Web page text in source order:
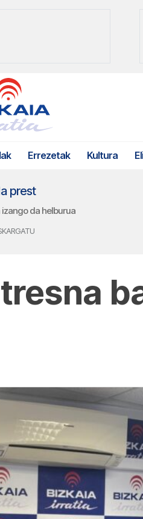
Errezetak Kultura
prest
da helburua